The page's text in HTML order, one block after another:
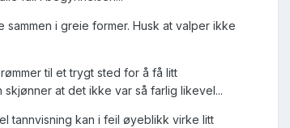
i greie former. Husk at valper ikke
til et trygt sted for å få litt
at det ikke var så farlig likevel...
tannvisning kan i feil øyeblikk virke litt